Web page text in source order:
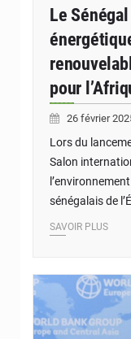
Le
pour
26 février
Lors du
Salon
sénégalais de
SAVOIR PLUS